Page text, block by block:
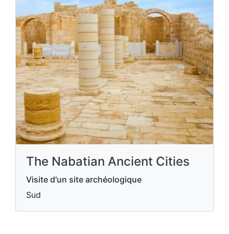
The Nabatian Ancient Cities
Visite d'un site archéologique
Sud